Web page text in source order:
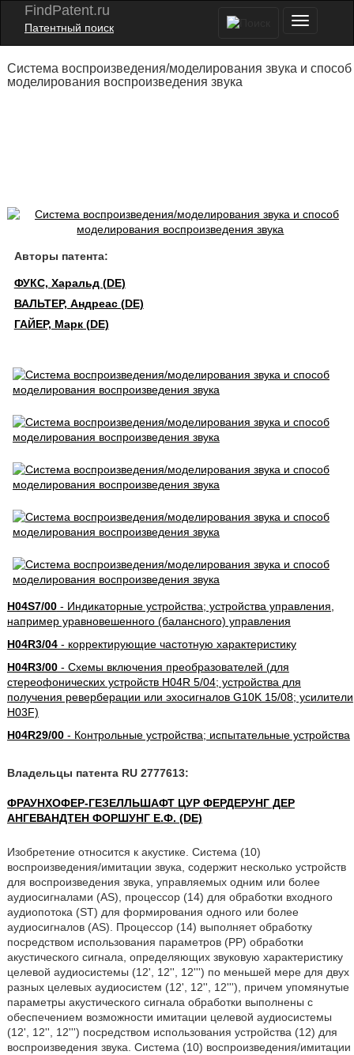
FindPatent.ru
Патентный поиск
Система воспроизведения/моделирования звука и способ
моделирования воспроизведения звука
Авторы патента:
ФУКС, Харальд (DE)
ВАЛЬТЕР, Андреас (DE)
ГАЙЕР, Марк (DE)
H04S7/00- Индикаторные устройства; устройства управления,
например уравновешенного (балансного) управления
H04R3/04- корректирующие частотную характеристику
H04R3/00- Схемы включения преобразователей (для
стереофонических устройств H04R 5/04; устройства для
получения реверберации или эхосигналов G10K 15/08; усилители
H03F)
H04R29/00- Контрольные устройства; испытательные устройства
Владельцы патента RU 2777613:
ФРАУНХОФЕР-ГЕЗЕЛЛЬШАФТ ЦУР ФЕРДЕРУНГ ДЕР
АНГЕВАНДТЕН ФОРШУНГ Е.Ф. (DE)
Изобретение относится к акустике. Система (10)
воспроизведения/имитации звука, содержит несколько устройств
для воспроизведения звука, управляемых одним или более
аудиосигналами (AS), процессор (14) для обработки входного
аудиопотока (ST) для формирования одного или более
аудиосигналов (AS). Процессор (14) выполняет обработку
посредством использования параметров (PP) обработки
акустического сигнала, определяющих звуковую характеристику
целевой аудиосистемы (12', 12'', 12''') по меньшей мере для двух
разных целевых аудиосистем (12', 12'', 12'''), причем упомянутые
параметры акустического сигнала обработки выполнены с
обеспечением возможности имитации целевой аудиосистемы
(12', 12'', 12''') посредством использования устройства (12) для
воспроизведения звука. Система (10) воспроизведения/имитации